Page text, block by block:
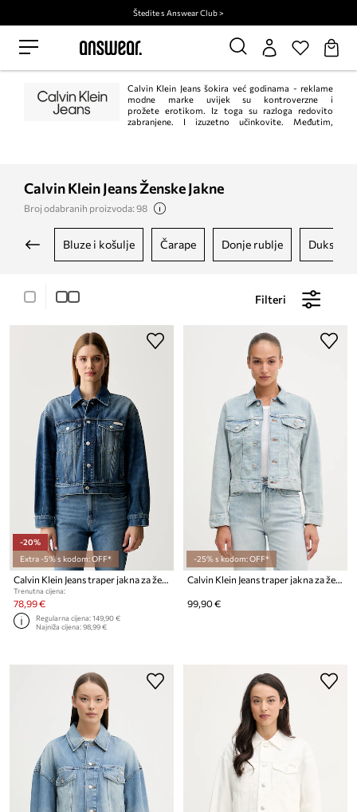
Štedite s Answear Club >
Calvin Klein Jeans šokira već godinama - reklame
modne marke uvijek su kontroverzne i
prožete erotikom. Iz toga su razloga redovito
zabranjene. I izuzetno učinkovite. Međutim,
Calvin Klein Jeans Ženske Jakne
Broj odabranih proizvoda: 98
bluze i košulje čarape donje rublje
Filteri
-20%
Extra -5% s kodom: OFF*
Calvin Klein Jeans traper jakna za žene od pamuka
Trenutna cijena:
78,99 €
Regularna cijena:149,90 €
Najniža cijena:98,99 €
-25% s kodom: OFF*
Calvin Klein Jeans traper jakna za žene s pamukom
99,90 €